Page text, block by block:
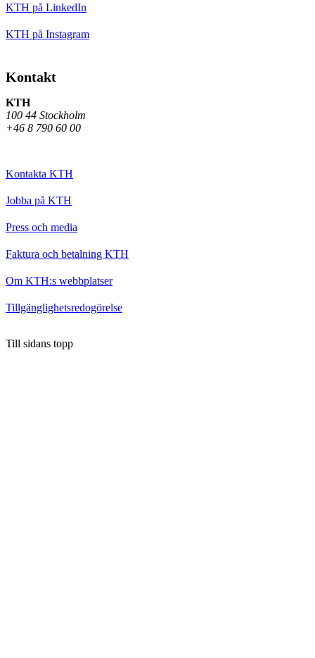
KTH på LinkedIn
KTH på Instagram
Kontakt
KTH
100 44 Stockholm
+46 8 790 60 00
Kontakta KTH
Jobba på KTH
Press och media
Faktura och betalning KTH
Om KTH:s webbplatser
Tillgänglighetsredogörelse
Till sidans topp